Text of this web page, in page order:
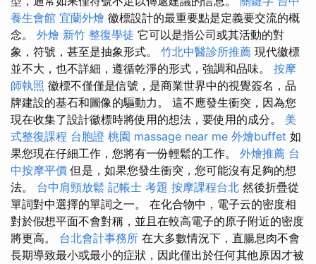
養生會館 宜蘭外燴 徽標設計的最重要點是定義要交流的概
念。 外燴 新竹 整復學徒 它可以是指公司或其活動的對
象，符號，甚至是抽象形式。 竹北中醫診所推薦 現代徽標
並不大，也不詳細，遵循乾淨的形式，強調和品味。 按摩
師執照 徽標不僅僅是信號，是商業世界中的視覺簽名，品
牌建設的基石和圖像的驅動力。 這不應發生衝突，因為您
現在收集了設計徽標時將使用的想法，要使用的成分。 美
式整復課程 台胞證 桃園 massage near me 外燴buffet 如
果您現在仔細工作，您將有一份輕鬆的工作。 外燴推薦 台
中按摩平價 但是，如果您發生衝突，您可能沒有足夠的想
法。 台中肩頸放鬆 記帳士 考題 按摩課程台北 然後折疊從
單詞對中選擇的單詞之一。 在化合物中，電子云的密度相
對於假想平面不會對稱，並且在較高電子的原子附近的密度
將更高。 台北會計事務所 在大多數情況下，直腸息肉不會
長期導致最小或最小的症狀，因此僅出於任何其他原因才被